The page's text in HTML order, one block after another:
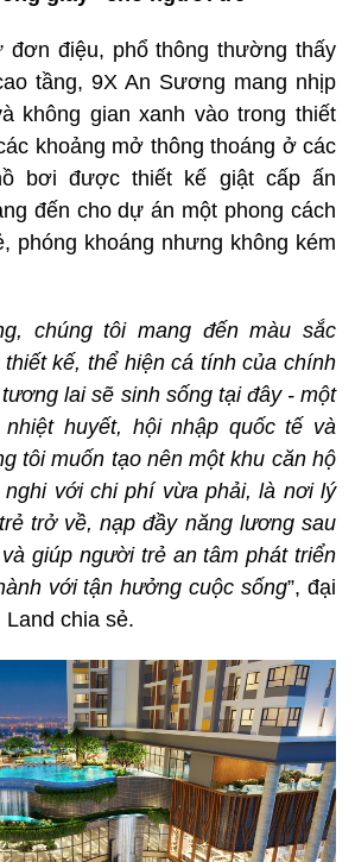
đơn điệu, phổ thông thường thấy
tầng, 9X An Sương mang nhịp
không gian xanh vào trong thiết
khoảng mở thông thoáng ở các
bơi được thiết kế giật cấp ấn
đến cho dự án một phong cách
phóng khoáng nhưng không kém
chúng tôi mang đến màu sắc
kế, thể hiện cá tính của chính
lai sẽ sinh sống tại đây - một
huyết, hội nhập quốc tế và
tôi muốn tạo nên một khu căn hộ
nghi với chi phí vừa phải, là nơi lý
trở về, nạp đầy năng lương sau
giúp người trẻ an tâm phát triển
với tận hưởng cuộc sống”, đại
chia sẻ.